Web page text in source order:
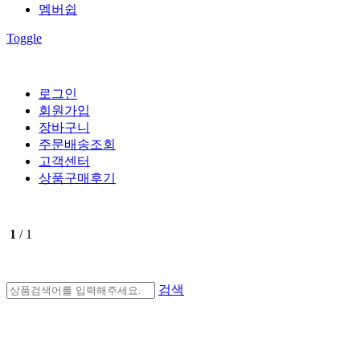
멤버쉽
Toggle
로그인
회원가입
장바구니
주문배송조회
고객센터
상품구매후기
1 / 1
검색